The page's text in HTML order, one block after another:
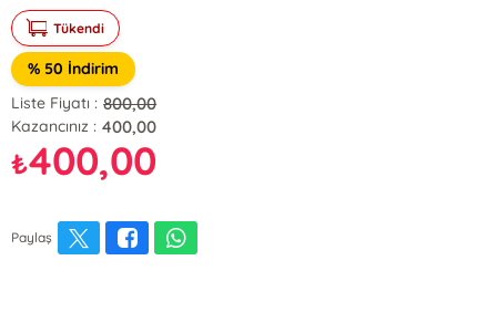
Tükendi
% 50 İndirim
Liste Fiyatı : 800,00
Kazancınız : 400,00
₺400,00
Paylaş